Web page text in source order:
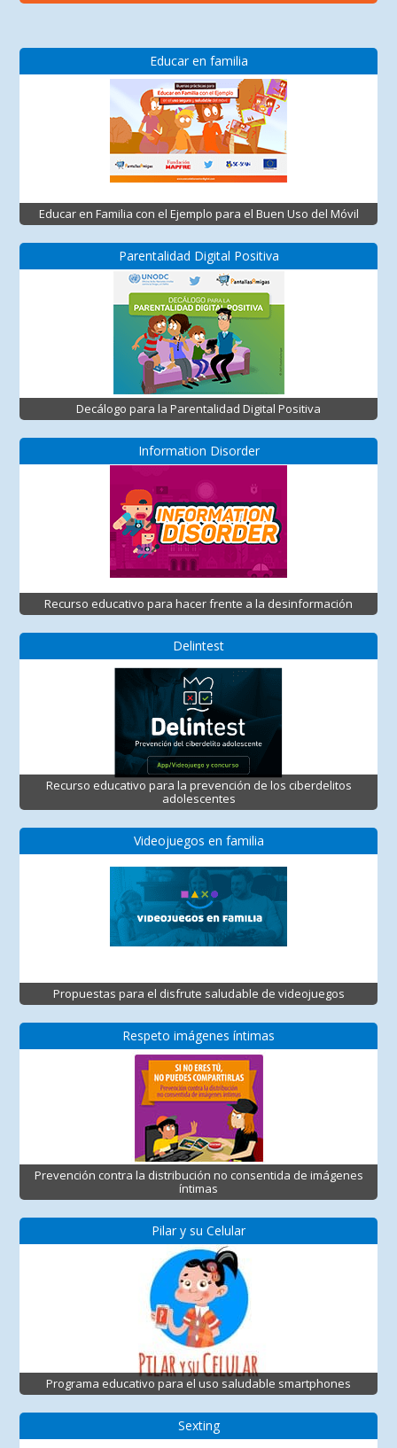
Educar en familia
Educar en Familia con el Ejemplo para el Buen Uso del Móvil
Parentalidad Digital Positiva
Decálogo para la Parentalidad Digital Positiva
Information Disorder
Recurso educativo para hacer frente a la desinformación
Delintest
Recurso educativo para la prevención de los ciberdelitos
adolescentes
Videojuegos en familia
Propuestas para el disfrute saludable de videojuegos
Respeto imágenes íntimas
Prevención contra la distribución no consentida de imágenes
íntimas
Pilar y su Celular
Programa educativo para el uso saludable smartphones
Sexting